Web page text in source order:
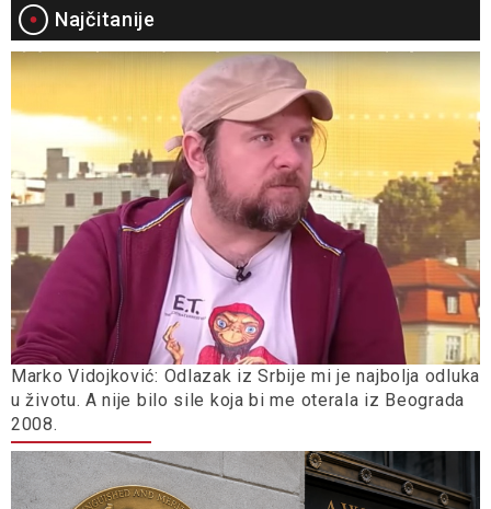
Najčitanije
Marko Vidojković: Odlazak iz Srbije mi je najbolja odluka
u životu. A nije bilo sile koja bi me oterala iz Beograda
2008.